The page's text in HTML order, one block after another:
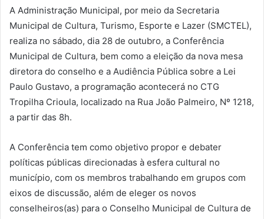
A Administração Municipal, por meio da Secretaria
Municipal de Cultura, Turismo, Esporte e Lazer (SMCTEL),
realiza no sábado, dia 28 de outubro, a Conferência
Municipal de Cultura, bem como a eleição da nova mesa
diretora do conselho e a Audiência Pública sobre a Lei
Paulo Gustavo, a programação acontecerá no CTG
Tropilha Crioula, localizado na Rua João Palmeiro, Nº 1218,
a partir das 8h.
A Conferência tem como objetivo propor e debater
políticas públicas direcionadas à esfera cultural no
município, com os membros trabalhando em grupos com
eixos de discussão, além de eleger os novos
conselheiros(as) para o Conselho Municipal de Cultura de